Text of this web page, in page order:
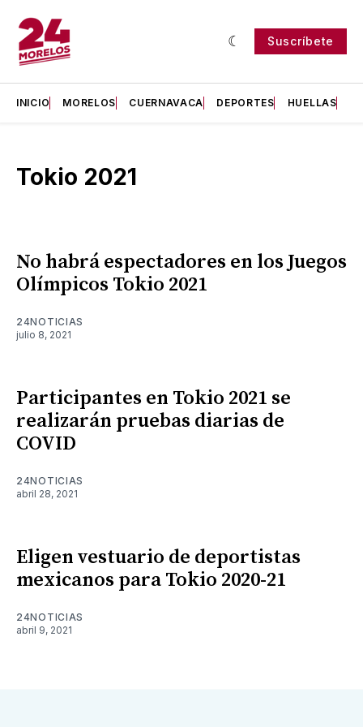
Suscríbete
INICIO MORELOS CUERNAVACA DEPORTES HUELLAS
Tokio 2021
No habrá espectadores en los Juegos
Olímpicos Tokio 2021
24NOTICIAS
julio 8, 2021
Participantes en Tokio 2021 se
realizarán pruebas diarias de
COVID
24NOTICIAS
abril 28, 2021
Eligen vestuario de deportistas
mexicanos para Tokio 2020-21
24NOTICIAS
abril 9, 2021